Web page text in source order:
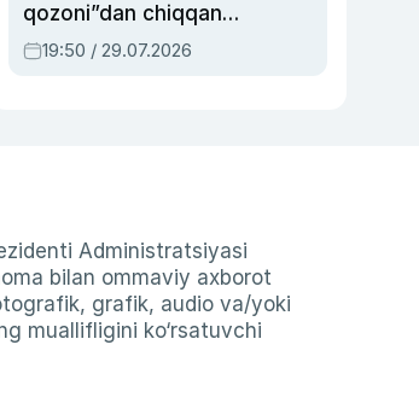
qozoni”dan chiqqan
qahramon — Ukraina
armiyasi bosh
19:50 / 29.07.2026
Administratsiyasi
bilan ommaviy axborot
grafik, audio va/yoki
muallifligini ko‘rsatuvchi